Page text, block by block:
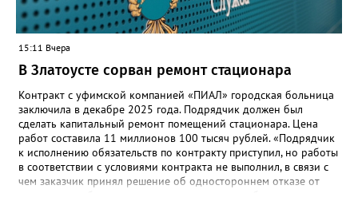
15:11 Вчера
В Златоусте сорван ремонт стационара
Контракт с уфимской компанией «ПИАЛ» городская больница
заключила в декабре 2025 года. Подрядчик должен был
сделать капитальный ремонт помещений стационара. Цена
работ составила 11 миллионов 100 тысяч рублей. «Подрядчик
к исполнению обязательств по контракту приступил, но работы
в соответствии с условиями контракта не выполнил, в связи с
чем заказчик принял решение об одностороннем отказе от